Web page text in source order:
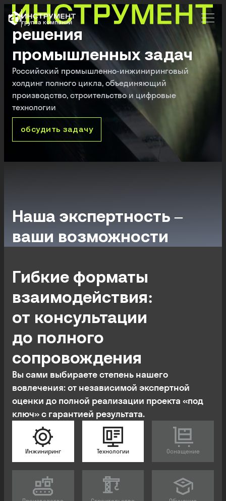
группа компаний
решения
промышленных задач
Российский промышленно-инжиниринговый
холдинг полного цикла, объединяющий
производство, строительство и цифровые
технологии
обсудить задачу
Наша экспертность –
ваши возможности
Гибкие форматы
взаимодействия:
от консультации
до полного
сопровождения
Вы сами выбираете степень нашего
вовлечения: от независимой экспертной
оценки до полной реализации проекта «под
ключ» с гарантией результата.
Инжиниринг Технологии Оснащение